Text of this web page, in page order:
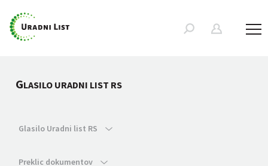
GLASILO URADNI LIST RS
Glasilo Uradni list RS
Preklic dokumentov